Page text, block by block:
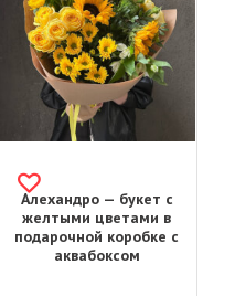
Алехандро — букет с
желтыми цветами в
подарочной коробке с
аквабоксом